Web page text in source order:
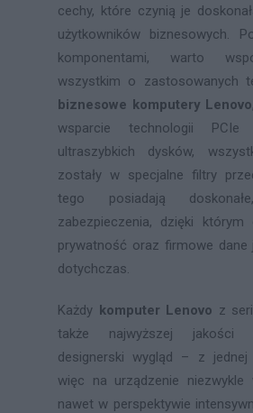
cechy, które czynią je
użytkowników biznesowych.
komponentami, warto
wszystkim o zastosowanych
biznesowe komputery Lenovo
wsparcie technologii
ultraszybkich dysków,
zostały w specjalne filtry
tego posiadają
zabezpieczenia, dzięki
prywatność oraz firmowe dane
dotychczas.
Każdy komputer Lenovo z
także najwyższej jakości
designerski wygląd – z
więc na urządzenie niezwykle
nawet w perspektywie